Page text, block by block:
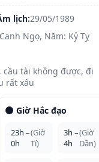
lịch:29/05/1989
Ngọ, Năm: Kỷ Tỵ
cầu tài không được, đi
rất xấu
🌑 Giờ Hắc đạo
23h –
0h
(Giờ
Tí)
3h –
4h
(Giờ
Dần)